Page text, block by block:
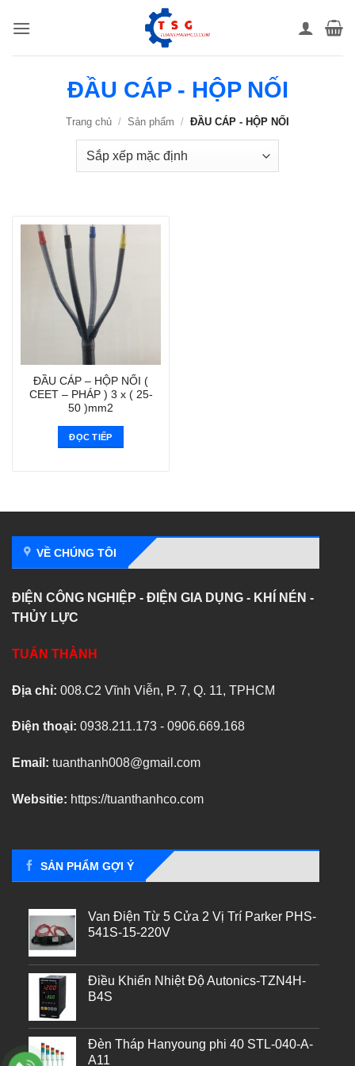
qua
ĐẦU CÁP - HỘP NỐI
Trang chủ / Sản phẩm / ĐẦU CÁP - HỘP NỐI
ĐẦU CÁP – HỘP NỐI (
CEET – PHÁP ) 3 x ( 25-
50 )mm2
ĐỌC TIẾP
VỀ CHÚNG TÔI
ĐIỆN CÔNG NGHIỆP - ĐIỆN GIA DỤNG - KHÍ NÉN -
THỦY LỰC
TUẤN THÀNH
Địa chỉ: 008.C2 Vĩnh Viễn, P. 7, Q. 11, TPHCM
Điện thoại: 0938.211.173 - 0906.669.168
Email: tuanthanh008@gmail.com
Websitie: https://tuanthanhco.com
SẢN PHẨM GỢI Ý
Van Điện Từ 5 Cửa 2 Vị Trí Parker PHS-
541S-15-220V
Điều Khiển Nhiệt Độ Autonics-TZN4H-
B4S
Đèn Tháp Hanyoung phi 40 STL-040-A-
A11